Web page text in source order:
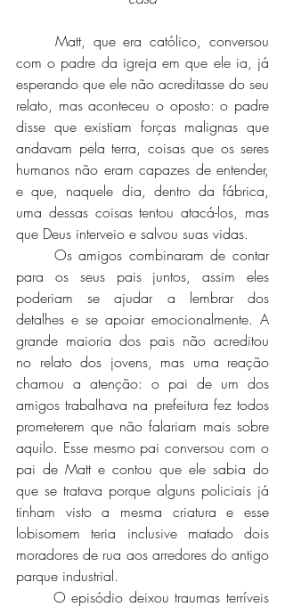
com o padre da igreja em que ele ia, já
esperando que ele não acreditasse do seu
relato, mas aconteceu o oposto: o padre
disse que existiam forças malignas que
andavam pela terra, coisas que os seres
humanos não eram capazes de entender,
e que, naquele dia, dentro da fábrica,
uma dessas coisas tentou atacá-los, mas
que Deus interveio e salvou suas vidas.
para os seus pais juntos, assim eles
poderiam se ajudar a lembrar dos
detalhes e se apoiar emocionalmente. A
grande maioria dos pais não acreditou
no relato dos jovens, mas uma reação
chamou a atenção: o pai de um dos
amigos trabalhava na prefeitura fez todos
prometerem que não falariam mais sobre
aquilo. Esse mesmo pai conversou com o
pai de Matt e contou que ele sabia do
que se tratava porque alguns policiais já
tinham visto a mesma criatura e esse
lobisomem teria inclusive matado dois
moradores de rua aos arredores do antigo
parque industrial.